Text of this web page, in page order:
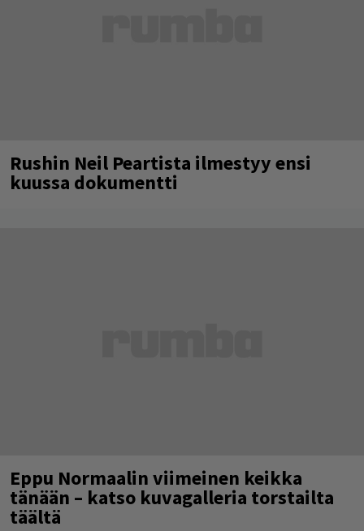
Rushin Neil Peartista ilmestyy ensi
kuussa dokumentti
Eppu Normaalin viimeinen keikka
tänään – katso kuvagalleria torstailta
täältä